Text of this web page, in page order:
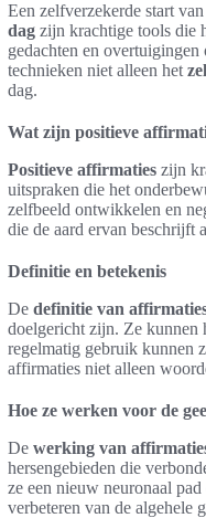
Een zelfverzekerde start
dag zijn krachtige tools die
gedachten en
technieken niet alleen het
dag.
Wat zijn positieve
Positieve affirmaties zijn
uitspraken die het
zelfbeeld ontwikkelen en
die de aard ervan beschrijft
Definitie en betekenis
De definitie van
doelgericht zijn. Ze kunnen
regelmatig gebruik kunnen
affirmaties niet alleen
Hoe ze werken voor de
De werking van
hersengebieden die
ze een nieuw neuronaal
verbeteren van de algehele